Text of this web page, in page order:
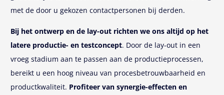
met de door u gekozen contactpersonen bij derden.
Bij het ontwerp en de lay-out richten we ons altijd op het
latere productie- en testconcept. Door de lay-out in een
vroeg stadium aan te passen aan de productieprocessen,
bereikt u een hoog niveau van procesbetrouwbaarheid en
productkwaliteit. Profiteer van synergie-effecten en